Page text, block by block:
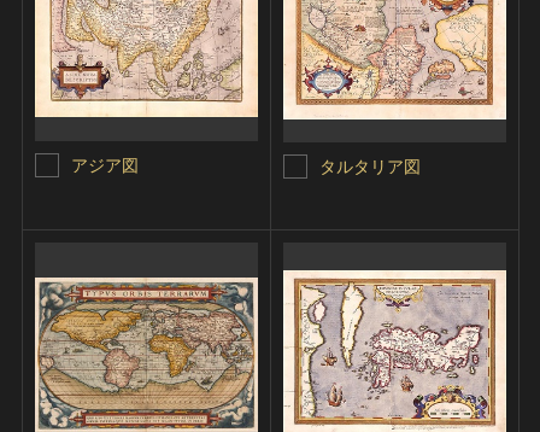
アジア図 タルタリア図